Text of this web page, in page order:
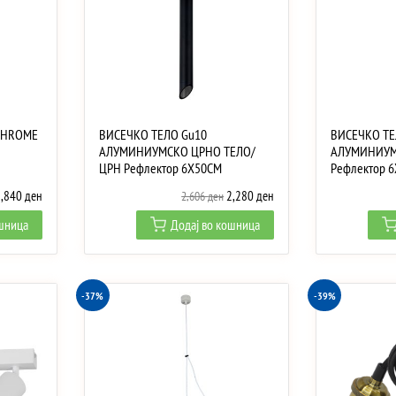
ден.
денCurrent
price
is:
1,840 ден.
ВИСЕЧКО ТЕЛО Gu10
АЛУМИНИУМСКО ЦРНО ТЕЛО/
ЦРН Рефлектор 6X50CM
2,606ден Original
price
was:
2,606 ден.
2,280ден
price
is:
2,280 ден.
Додај во кошница
ВИСЕЧКО
Рефлектор
-37% -39%